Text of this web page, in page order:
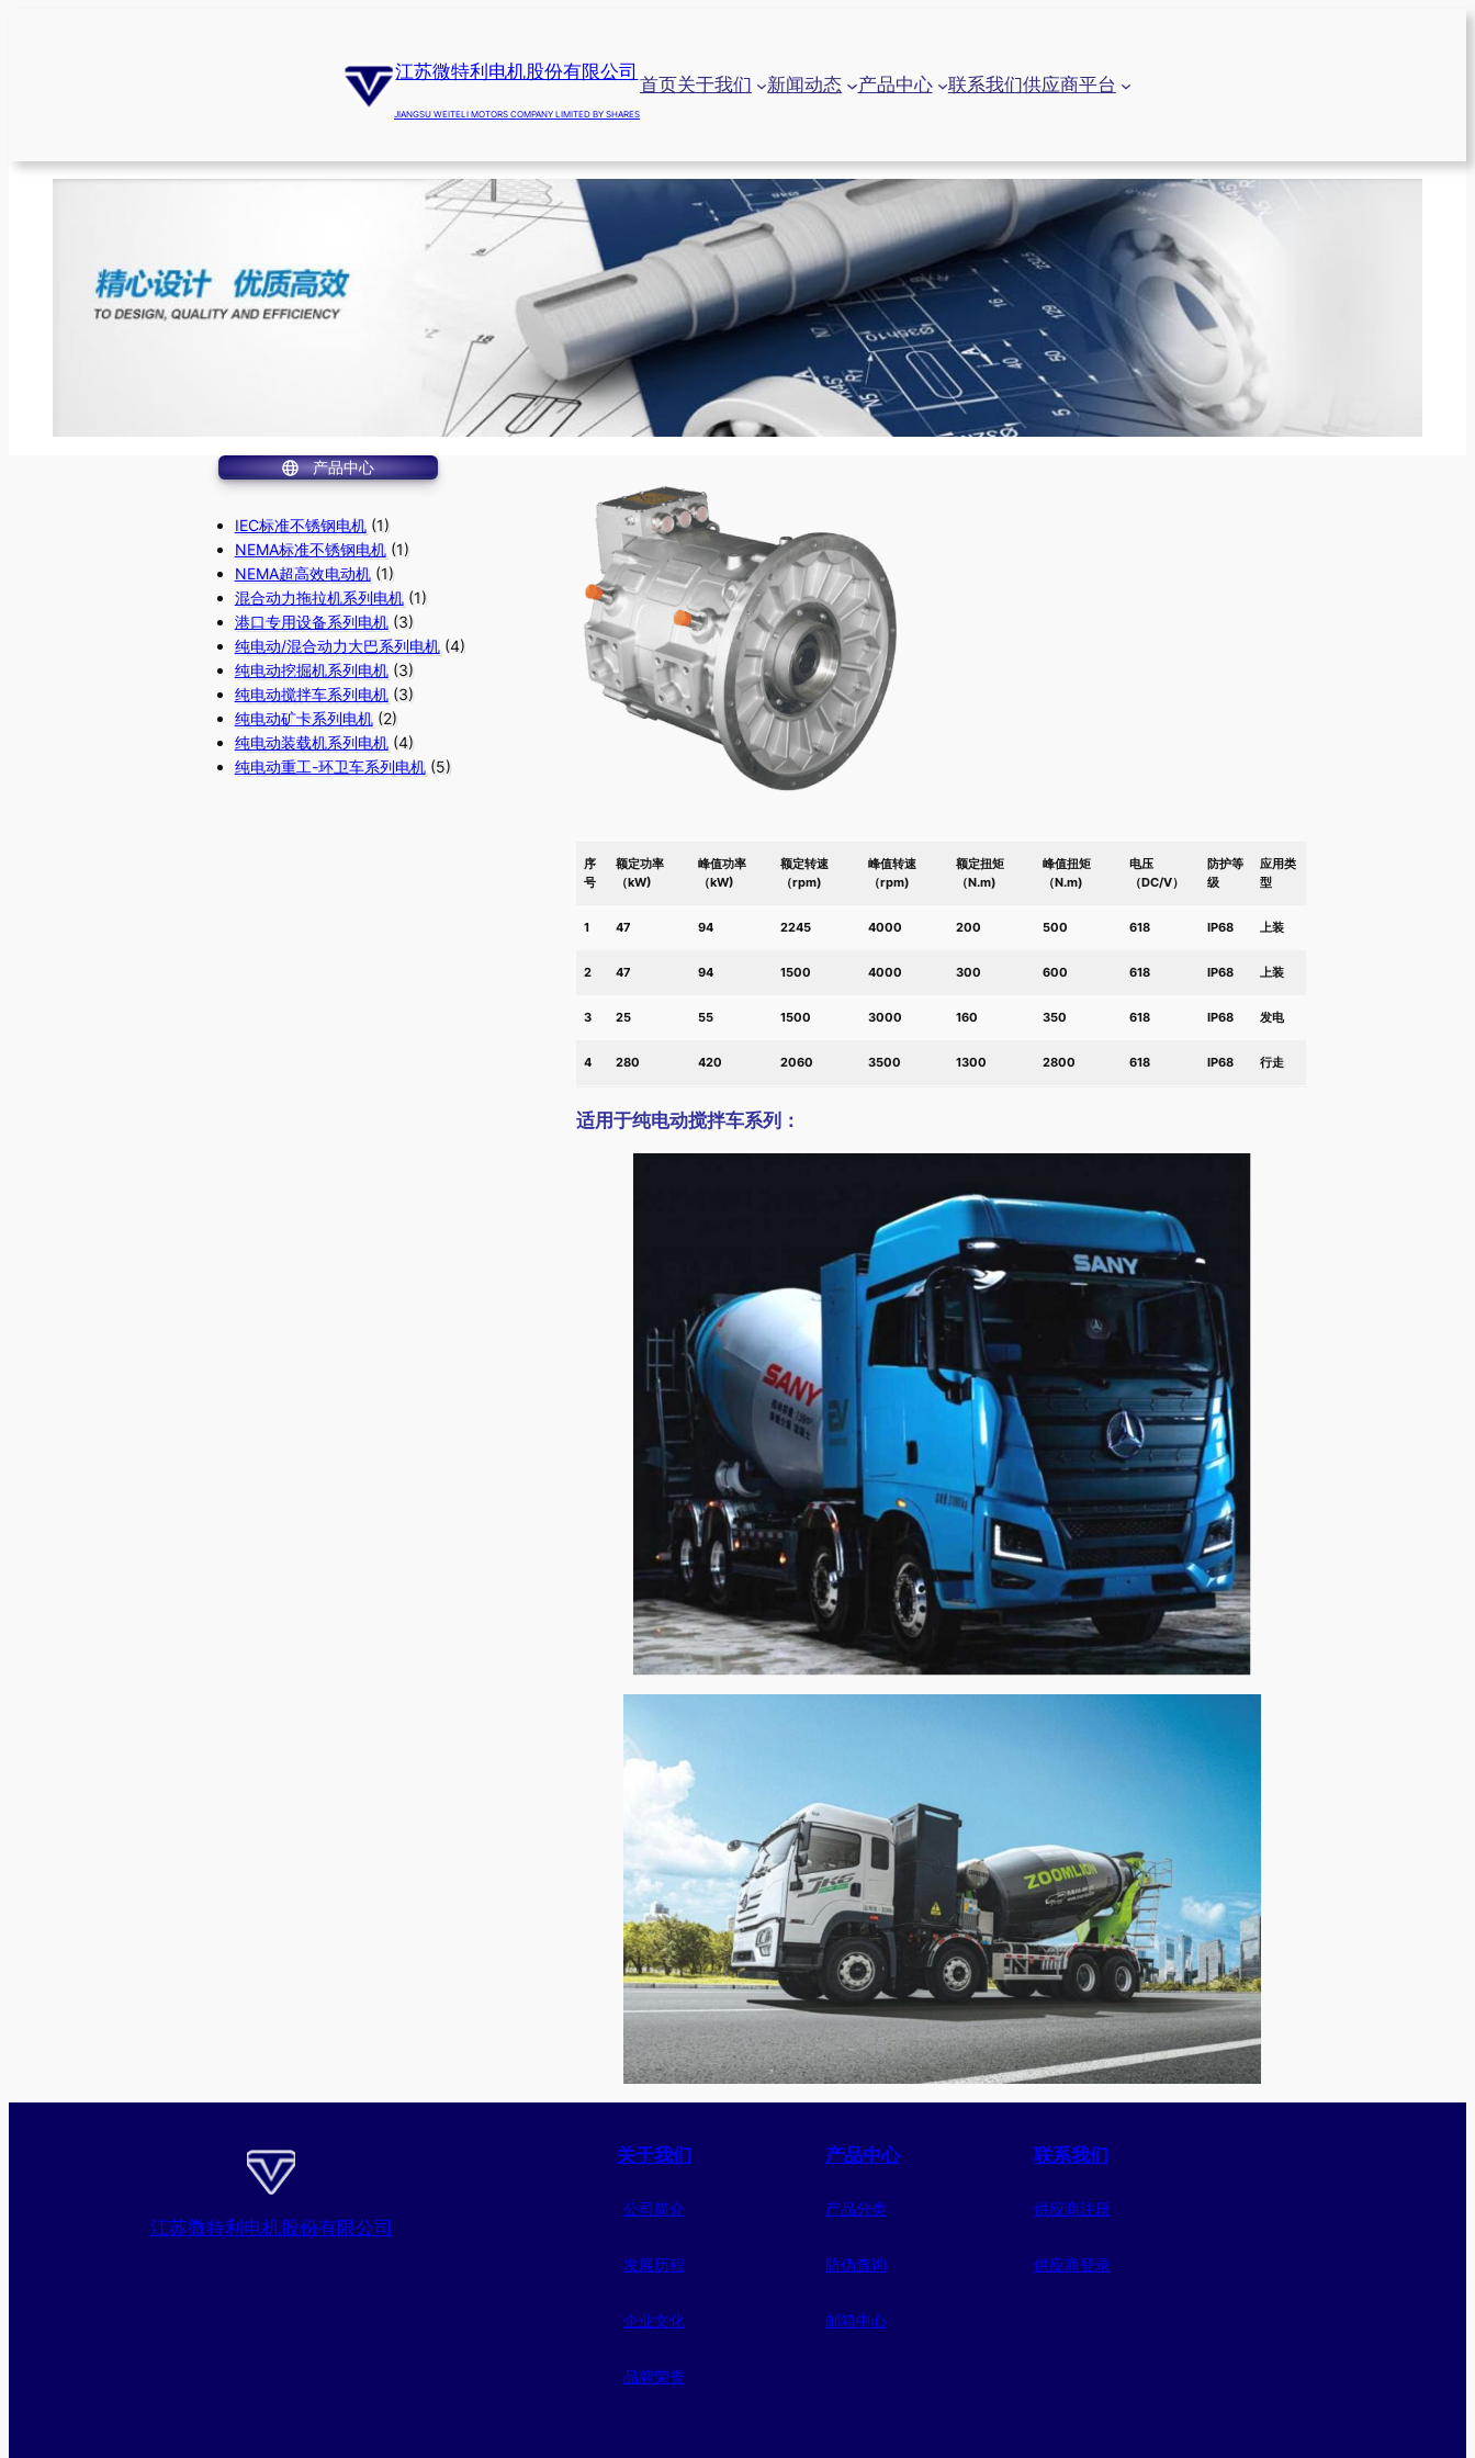
江苏微特利电机股份有限公司
JIANGSU WEITELI MOTORS COMPANY LIMITED BY SHARES
首页关于我们 新闻动态 产品中心 联系我们供应商平台
产品中心
IEC标准不锈钢电机(1)
NEMA标准不锈钢电机(1)
NEMA超高效电动机(1)
混合动力拖拉机系列电机(1)
港口专用设备系列电机(3)
纯电动/混合动力大巴系列电机(4)
纯电动挖掘机系列电机(3)
纯电动搅拌车系列电机(3)
纯电动矿卡系列电机(2)
纯电动装载机系列电机(4)
纯电动重工-环卫车系列电机(5)
序
号
额定功率
（kW)
峰值功率
（kW)
额定转速
（rpm)
峰值转速
（rpm)
额定扭矩
（N.m)
峰值扭矩
（N.m)
电压
（DC/V）
防护等
级
应用类
型
1 47 94 2245 4000 200 500 618 IP68 上装
2 47 94 1500 4000 300 600 618 IP68 上装
3 25 55 1500 3000 160 350 618 IP68 发电
4 280 420 2060 3500 1300 2800 618 IP68 行走
适用于纯电动搅拌车系列：
江苏微特利电机股份有限公司
关于我们
公司简介
发展历程
企业文化
品牌荣誉
产品中心
产品分类
防伪查询
邮箱中心
联系我们
供应商注册
供应商登录